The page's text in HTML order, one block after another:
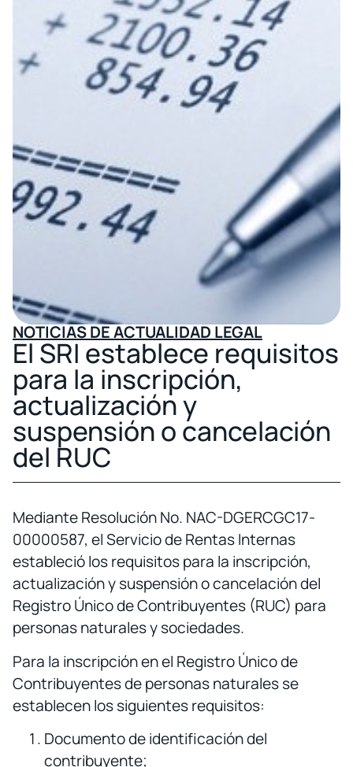
NOTICIAS DE ACTUALIDAD LEGAL
El SRI establece requisitos
para la inscripción,
actualización y
suspensión o cancelación
del RUC
Mediante Resolución No. NAC-DGERCGC17-
00000587, el Servicio de Rentas Internas
estableció los requisitos para la inscripción,
actualización y suspensión o cancelación del
Registro Único de Contribuyentes (RUC) para
personas naturales y sociedades.
Para la inscripción en el Registro Único de
Contribuyentes de personas naturales se
establecen los siguientes requisitos:
Documento de identificación del
contribuyente;